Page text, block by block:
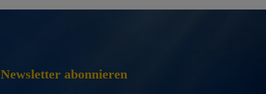
Newsletter abonnieren